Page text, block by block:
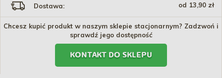
Dostawa: od 13,90 zł
Chcesz kupić produkt w naszym sklepie stacjonarnym? Zadzwoń i
sprawdź jego dostępność
KONTAKT DO SKLEPU